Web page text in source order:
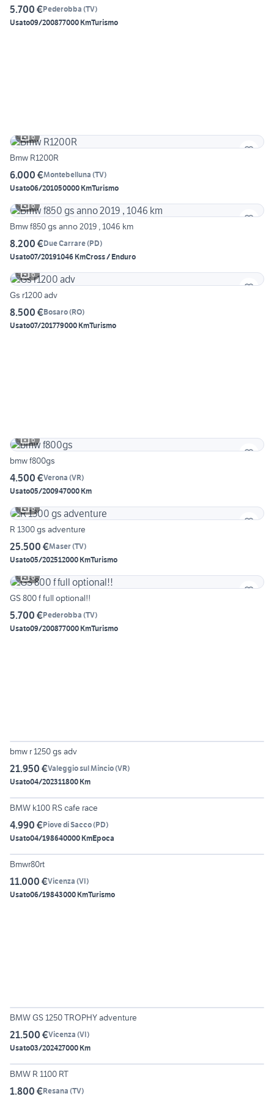
5.700 €Pederobba (TV)
Usato09/200877000 KmTurismo
6
Bmw R1200R
6.000 €Montebelluna (TV)
Usato06/201050000 KmTurismo
6
Bmw f850 gs anno 2019 , 1046 km
8.200 €Due Carrare(PD)
Usato07/20191046 KmCross / Enduro
6
Gs r1200 adv
8.500 €Bosaro(RO)
Usato07/201779000 KmTurismo
6
bmw f800gs
4.500 €Verona (VR)
Usato05/200947000 Km
6
R 1300 gs adventure
25.500 €Maser(TV)
Usato05/202512000 KmTurismo
6
GS 800 f full optional!!
5.700 €Pederobba (TV)
Usato09/200877000 KmTurismo
bmw r 1250 gs adv
21.950 €Valeggio sul Mincio(VR)
Usato04/202311800 Km
3
BMW k100 RS cafe race
4.990 €Piove di Sacco(PD)
Usato04/198640000 KmEpoca
6
Bmwr80rt
11.000 €Vicenza (VI)
Usato06/19843000 KmTurismo
BMW GS 1250 TROPHY adventure
21.500 €Vicenza (VI)
Usato03/202427000 Km
5
BMW R 1100 RT
1.800 €Resana (TV)